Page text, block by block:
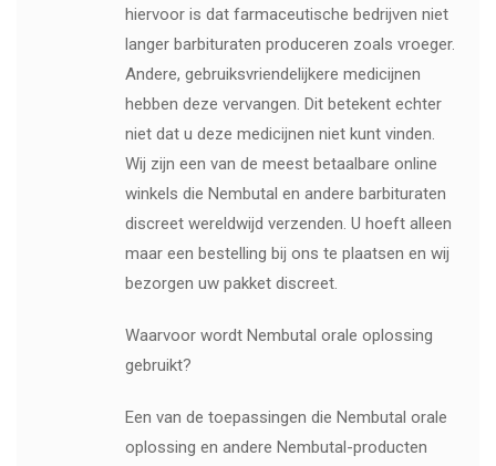
hiervoor is dat farmaceutische bedrijven niet
langer barbituraten produceren zoals vroeger.
Andere, gebruiksvriendelijkere medicijnen
hebben deze vervangen. Dit betekent echter
niet dat u deze medicijnen niet kunt vinden.
Wij zijn een van de meest betaalbare online
winkels die Nembutal en andere barbituraten
discreet wereldwijd verzenden. U hoeft alleen
maar een bestelling bij ons te plaatsen en wij
bezorgen uw pakket discreet.
Waarvoor wordt Nembutal orale oplossing
gebruikt?
Een van de toepassingen die Nembutal orale
oplossing en andere Nembutal-producten